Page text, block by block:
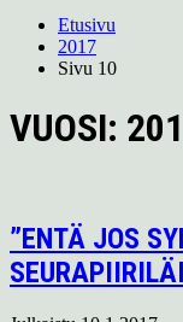
Etusivu
2017
Sivu 10
VUOSI:
”ENTÄ JOS